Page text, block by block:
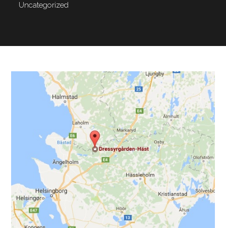
Uncategorized